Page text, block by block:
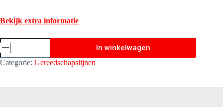
Bekijk extra informatie
Gereedschapslijn
Elastisch
-
In winkelwagen
Categorie: Gereedschapslijnen